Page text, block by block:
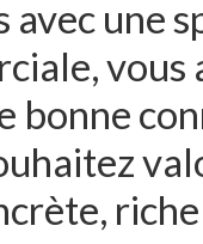
avec une
vous
bonne